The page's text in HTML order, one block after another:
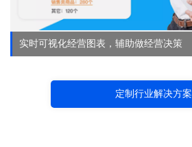
实时可视化经营图表，辅助做经营决策
定制行业解决方案